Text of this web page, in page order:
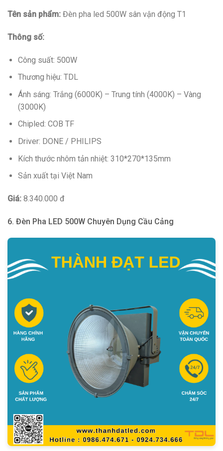
Tên sản phẩm: Đèn pha led 500W sân vận động T1
Thông số:
Công suất: 500W
Thương hiệu: TDL
Ánh sáng: Trắng (6000K) – Trung tính (4000K) – Vàng
(3000K)
Chipled: COB TF
Driver: DONE / PHILIPS
Kích thước nhôm tản nhiệt: 310*270*135mm
Sản xuất tại Việt Nam
Giá: 8.340.000 đ
6. Đèn Pha LED 500W Chuyên Dụng Cầu Cảng